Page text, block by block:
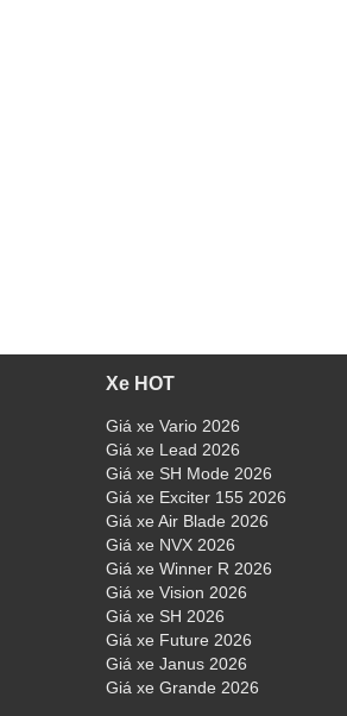
Xe HOT
Giá xe Vario 2026
Giá xe Lead 2026
Giá xe SH Mode 2026
Giá xe Exciter 155 2026
Giá xe Air Blade 2026
Giá xe NVX 2026
Giá xe Winner R 2026
Giá xe Vision 2026
Giá xe SH 2026
Giá xe Future 2026
Giá xe Janus 2026
Giá xe Grande 2026